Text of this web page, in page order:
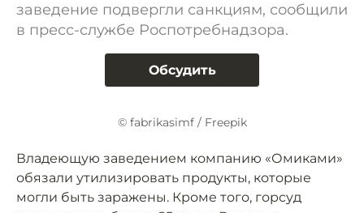
заведение подвергли санкциям, сообщили
в пресс-службе Роспотребнадзора.
Обсудить
© fabrikasimf / Freepik
Владеющую заведением компанию «Омиками»
обязали утилизировать продукты, которые
могли быть заражены. Кроме того, горсуд